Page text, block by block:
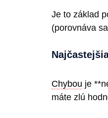
Je to základ
(porovnáva
Chybou je
máte zlú